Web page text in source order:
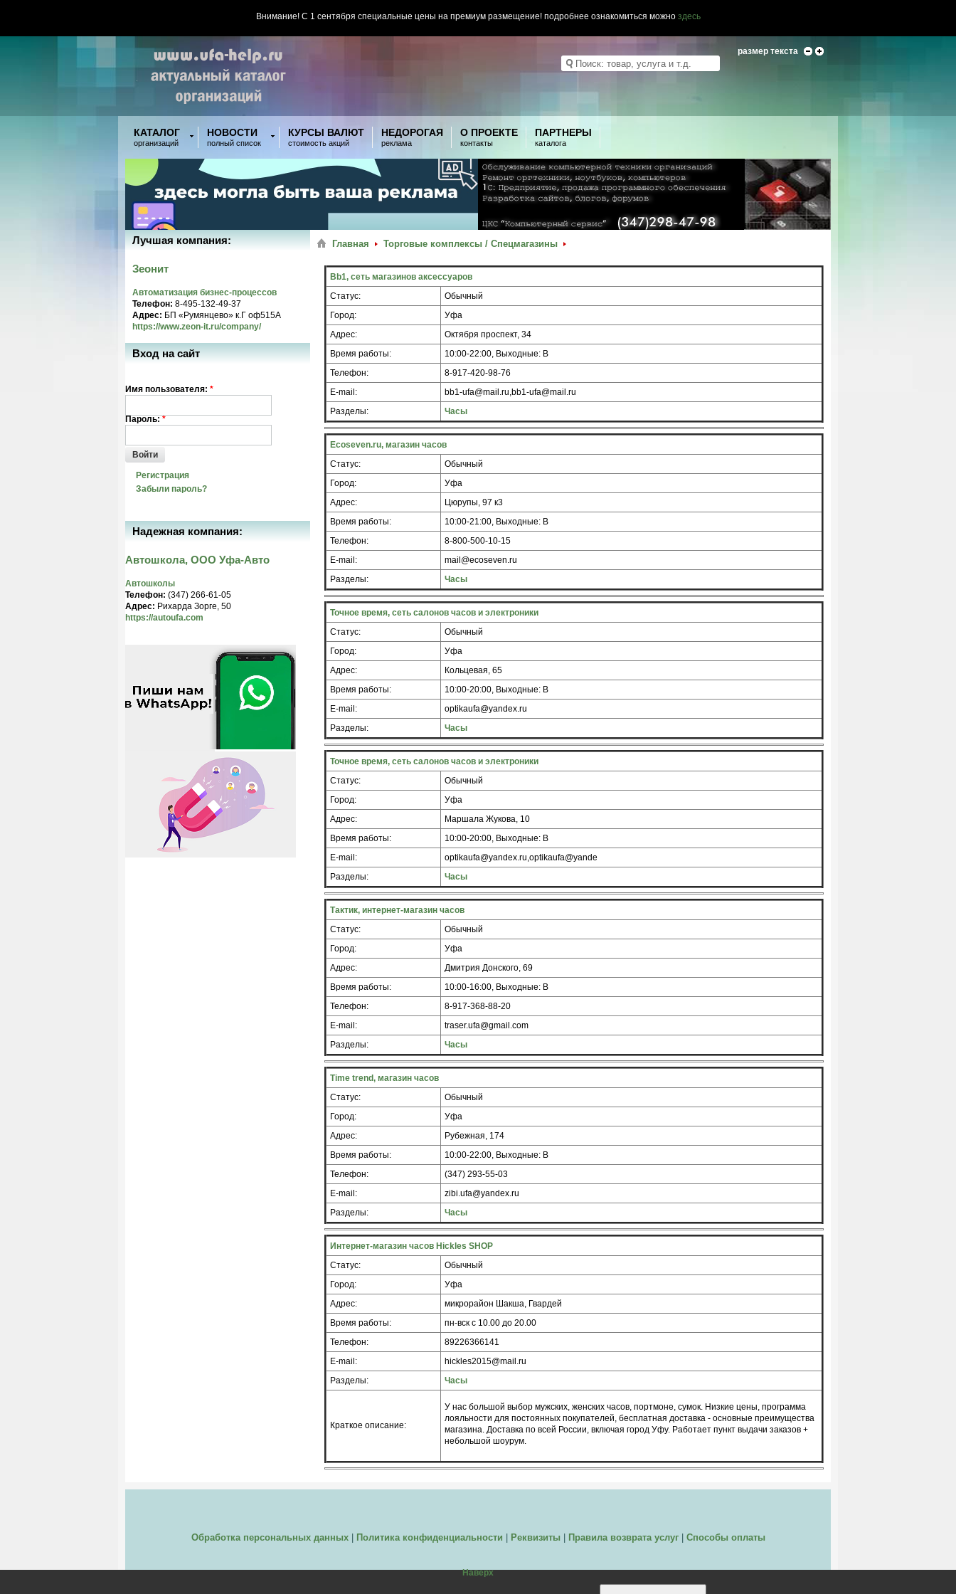
Внимание! С 1 сентября специальные цены на премиум размещение! подробнее ознакомиться можно здесь
размер текста
КАТАЛОГ
организаций
НОВОСТИ
полный список
КУРСЫ ВАЛЮТ
стоимость акций
НЕДОРОГАЯ
реклама
О ПРОЕКТЕ
контакты
ПАРТНЕРЫ
каталога
Главная Торговые комплексы / Спецмагазины
Bb1, сеть магазинов аксессуаров
Статус:
Обычный
Город:
Уфа
Адрес:
Октября проспект, 34
Время работы:
10:00-22:00, Выходные: В
Телефон:
8-917-420-98-76
E-mail:
bb1-ufa@mail.ru,bb1-ufa@mail.ru
Разделы:
Часы
Ecoseven.ru, магазин часов
Статус:
Обычный
Город:
Уфа
Адрес:
Цюрупы, 97 к3
Время работы:
10:00-21:00, Выходные: В
Телефон:
8-800-500-10-15
E-mail:
mail@ecoseven.ru
Разделы:
Часы
Точное время, сеть салонов часов и электроники
Статус:
Обычный
Город:
Уфа
Адрес:
Кольцевая, 65
Время работы:
10:00-20:00, Выходные: В
E-mail:
optikaufa@yandex.ru
Разделы:
Часы
Точное время, сеть салонов часов и электроники
Статус:
Обычный
Город:
Уфа
Адрес:
Маршала Жукова, 10
Время работы:
10:00-20:00, Выходные: В
E-mail:
optikaufa@yandex.ru,optikaufa@yande
Разделы:
Часы
Тактик, интернет-магазин часов
Статус:
Обычный
Город:
Уфа
Адрес:
Дмитрия Донского, 69
Время работы:
10:00-16:00, Выходные: В
Телефон:
8-917-368-88-20
E-mail:
traser.ufa@gmail.com
Разделы:
Часы
Timе trend, магазин часов
Статус:
Обычный
Город:
Уфа
Адрес:
Рубежная, 174
Время работы:
10:00-22:00, Выходные: В
Телефон:
(347) 293-55-03
E-mail:
zibi.ufa@yandex.ru
Разделы:
Часы
Интернет-магазин часов Hickles SHOP
Статус:
Обычный
Город:
Уфа
Адрес:
микрорайон Шакша, Гвардей
Время работы:
пн-вск с 10.00 до 20.00
Телефон:
89226366141
E-mail:
hickles2015@mail.ru
Разделы:
Часы
Краткое описание:
У нас большой выбор мужских, женских часов, портмоне, сумок. Низкие цены, программа
лояльности для постоянных покупателей, бесплатная доставка - основные преимущества
магазина. Доставка по всей России, включая город Уфу. Работает пункт выдачи заказов +
небольшой шоурум.
Лучшая компания:
Зеонит
Автоматизация бизнес-процессов
Телефон: 8-495-132-49-37
Адрес: БП «Румянцево» к.Г оф515A
https://www.zeon-it.ru/company/
Вход на сайт
Имя пользователя: *
Пароль: *
Войти
Регистрация
Забыли пароль?
Надежная компания:
Автошкола, ООО Уфа-Авто
Автошколы
Телефон: (347) 266-61-05
Адрес: Рихарда Зорге, 50
https://autoufa.com
Обработка персональных данных| Политика конфиденциальности Реквизиты| Правила возврата услуг| Способы оплаты
Наверх